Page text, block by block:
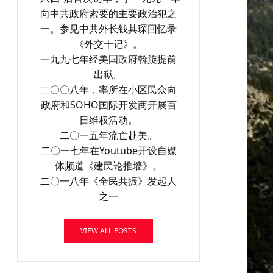
向中共政府索要的主要政治犯之
一。参见中共外长钱其琛回忆录
《外交十记》。
一九九七年经美国政府斡旋提前
出狱。
二〇〇八年，率所在小区民众向
政府和SOHO国际开发商开展百
日维权活动。
二〇一五年流亡赴美。
二〇一七年在Youtube开设自媒
体频道《建民论推墙》。
二〇一八年《全民共振》发起人
之一
VIEW ALL POSTS